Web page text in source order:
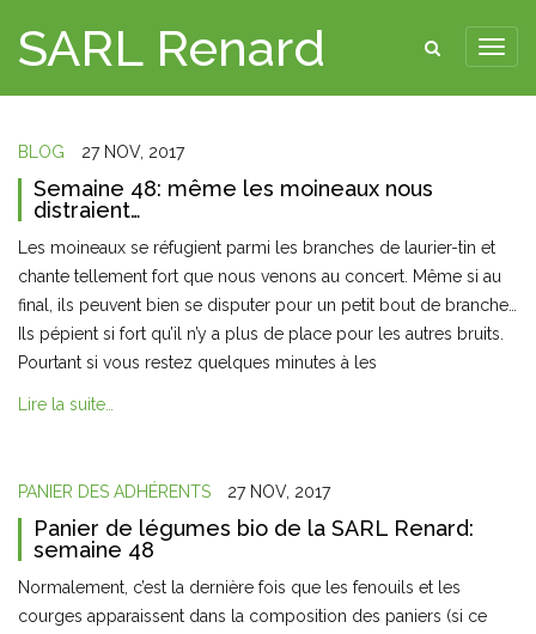
SARL Renard
BLOG 27 NOV, 2017
Semaine 48: même les moineaux nous
distraient…
Les moineaux se réfugient parmi les branches de laurier-tin et
chante tellement fort que nous venons au concert. Même si au
final, ils peuvent bien se disputer pour un petit bout de branche…
Ils pépient si fort qu’il n’y a plus de place pour les autres bruits.
Pourtant si vous restez quelques minutes à les
Lire la suite…
PANIER DES ADHÉRENTS 27 NOV, 2017
Panier de légumes bio de la SARL Renard:
semaine 48
Normalement, c’est la dernière fois que les fenouils et les
courges apparaissent dans la composition des paniers (si ce